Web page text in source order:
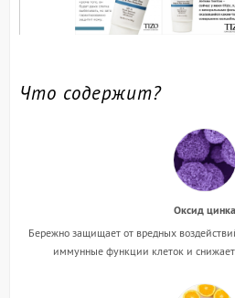
Что содержит?
Оксид цинка
Бережно защищает от вредных
иммунные функции клеток и снижает